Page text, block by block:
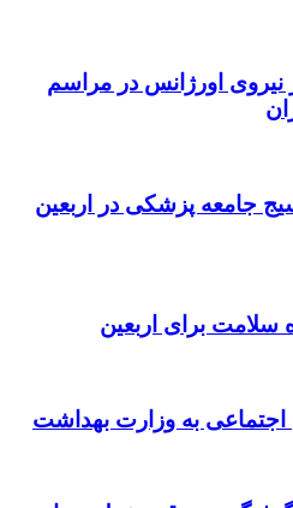
نیروی اورژانس در مراسم
جامعه پزشکی در اربعین
سلامت برای اربعین